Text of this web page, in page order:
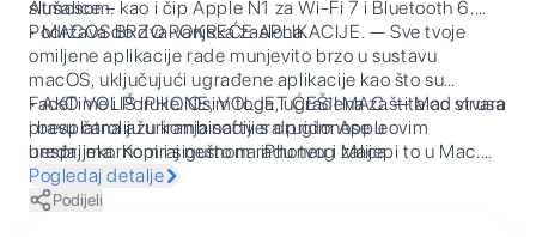
Atmosom.
slušalice – kao i čip Apple N1 za Wi-Fi 7 i Bluetooth 6.
Podržava do dva vanjska zaslona.
• MACOS BRZO POKREĆE APLIKACIJE. — Sve tvoje
omiljene aplikacije rade munjevito brzo u sustavu
macOS, uključujući ugrađene aplikacije kao što su
FaceTime i Poruke. Osim toga, ugrađena zaštita od virusa
i besplatna ažuriranja softvera pridonose u
besprijekornom i sigurnom radu tvog Maca.
• AKO VOLIŠ IPHONE, VOLJET ĆEŠ I MAC. — Mac stvara
pravu čaroliju u kombinaciji s drugim Appleovim
uređajima. Kopiraj nešto na iPhoneu i zalijepi to u Mac.
Šalji tekstualne poruke aplikacijom Poruke ili koristi Mac
za upućivanje i odgovaranje na FaceTime pozive.
Pogledaj detalje
Podijeli